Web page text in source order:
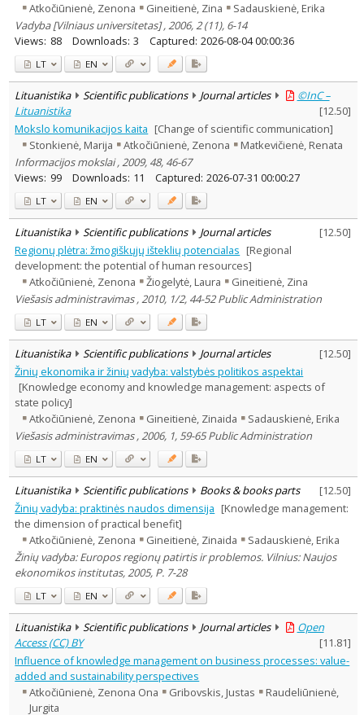
Atkočiūnienė, Zenona
Gineitienė, Zina
Sadauskienė, Erika
Vadyba [Vilniaus universitetas] , 2006, 2 (11), 6-14
Views: 88 Downloads: 3 Captured: 2026-08-04 00:00:36
LT EN
Lituanistika Scientific publications Journal articles
©InC –
Lituanistika
[12.50]
Mokslo komunikacijos kaita [Change of scientific communication]
Stonkienė, Marija
Atkočiūnienė, Zenona
Matkevičienė, Renata
Informacijos mokslai , 2009, 48, 46-67
Views: 99 Downloads: 11 Captured: 2026-07-31 00:00:27
LT EN
Lituanistika Scientific publications Journal articles [12.50]
Regionų plėtra: žmogiškųjų išteklių potencialas [Regional
development: the potential of human resources]
Atkočiūnienė, Zenona
Žiogelytė, Laura
Gineitienė, Zina
Viešasis administravimas , 2010, 1/2, 44-52 Public Administration
LT EN
Lituanistika Scientific publications Journal articles [12.50]
Žinių ekonomika ir žinių vadyba: valstybės politikos aspektai
[Knowledge economy and knowledge management: aspects of
state policy]
Atkočiūnienė, Zenona
Gineitienė, Zinaida
Sadauskienė, Erika
Viešasis administravimas , 2006, 1, 59-65 Public Administration
LT EN
Lituanistika Scientific publications Books & books parts [12.50]
Žinių vadyba: praktinės naudos dimensija [Knowledge management:
the dimension of practical benefit]
Atkočiūnienė, Zenona
Gineitienė, Zinaida
Sadauskienė, Erika
Žinių vadyba: Europos regionų patirtis ir problemos. Vilnius: Naujos
ekonomikos institutas, 2005, P. 7-28
LT EN
Lituanistika Scientific publications Journal articles
Open
Access (CC) BY
[11.81]
Influence of knowledge management on business processes: value-
added and sustainability perspectives
Atkočiūnienė, Zenona Ona
Gribovskis, Justas
Raudeliūnienė,
Jurgita